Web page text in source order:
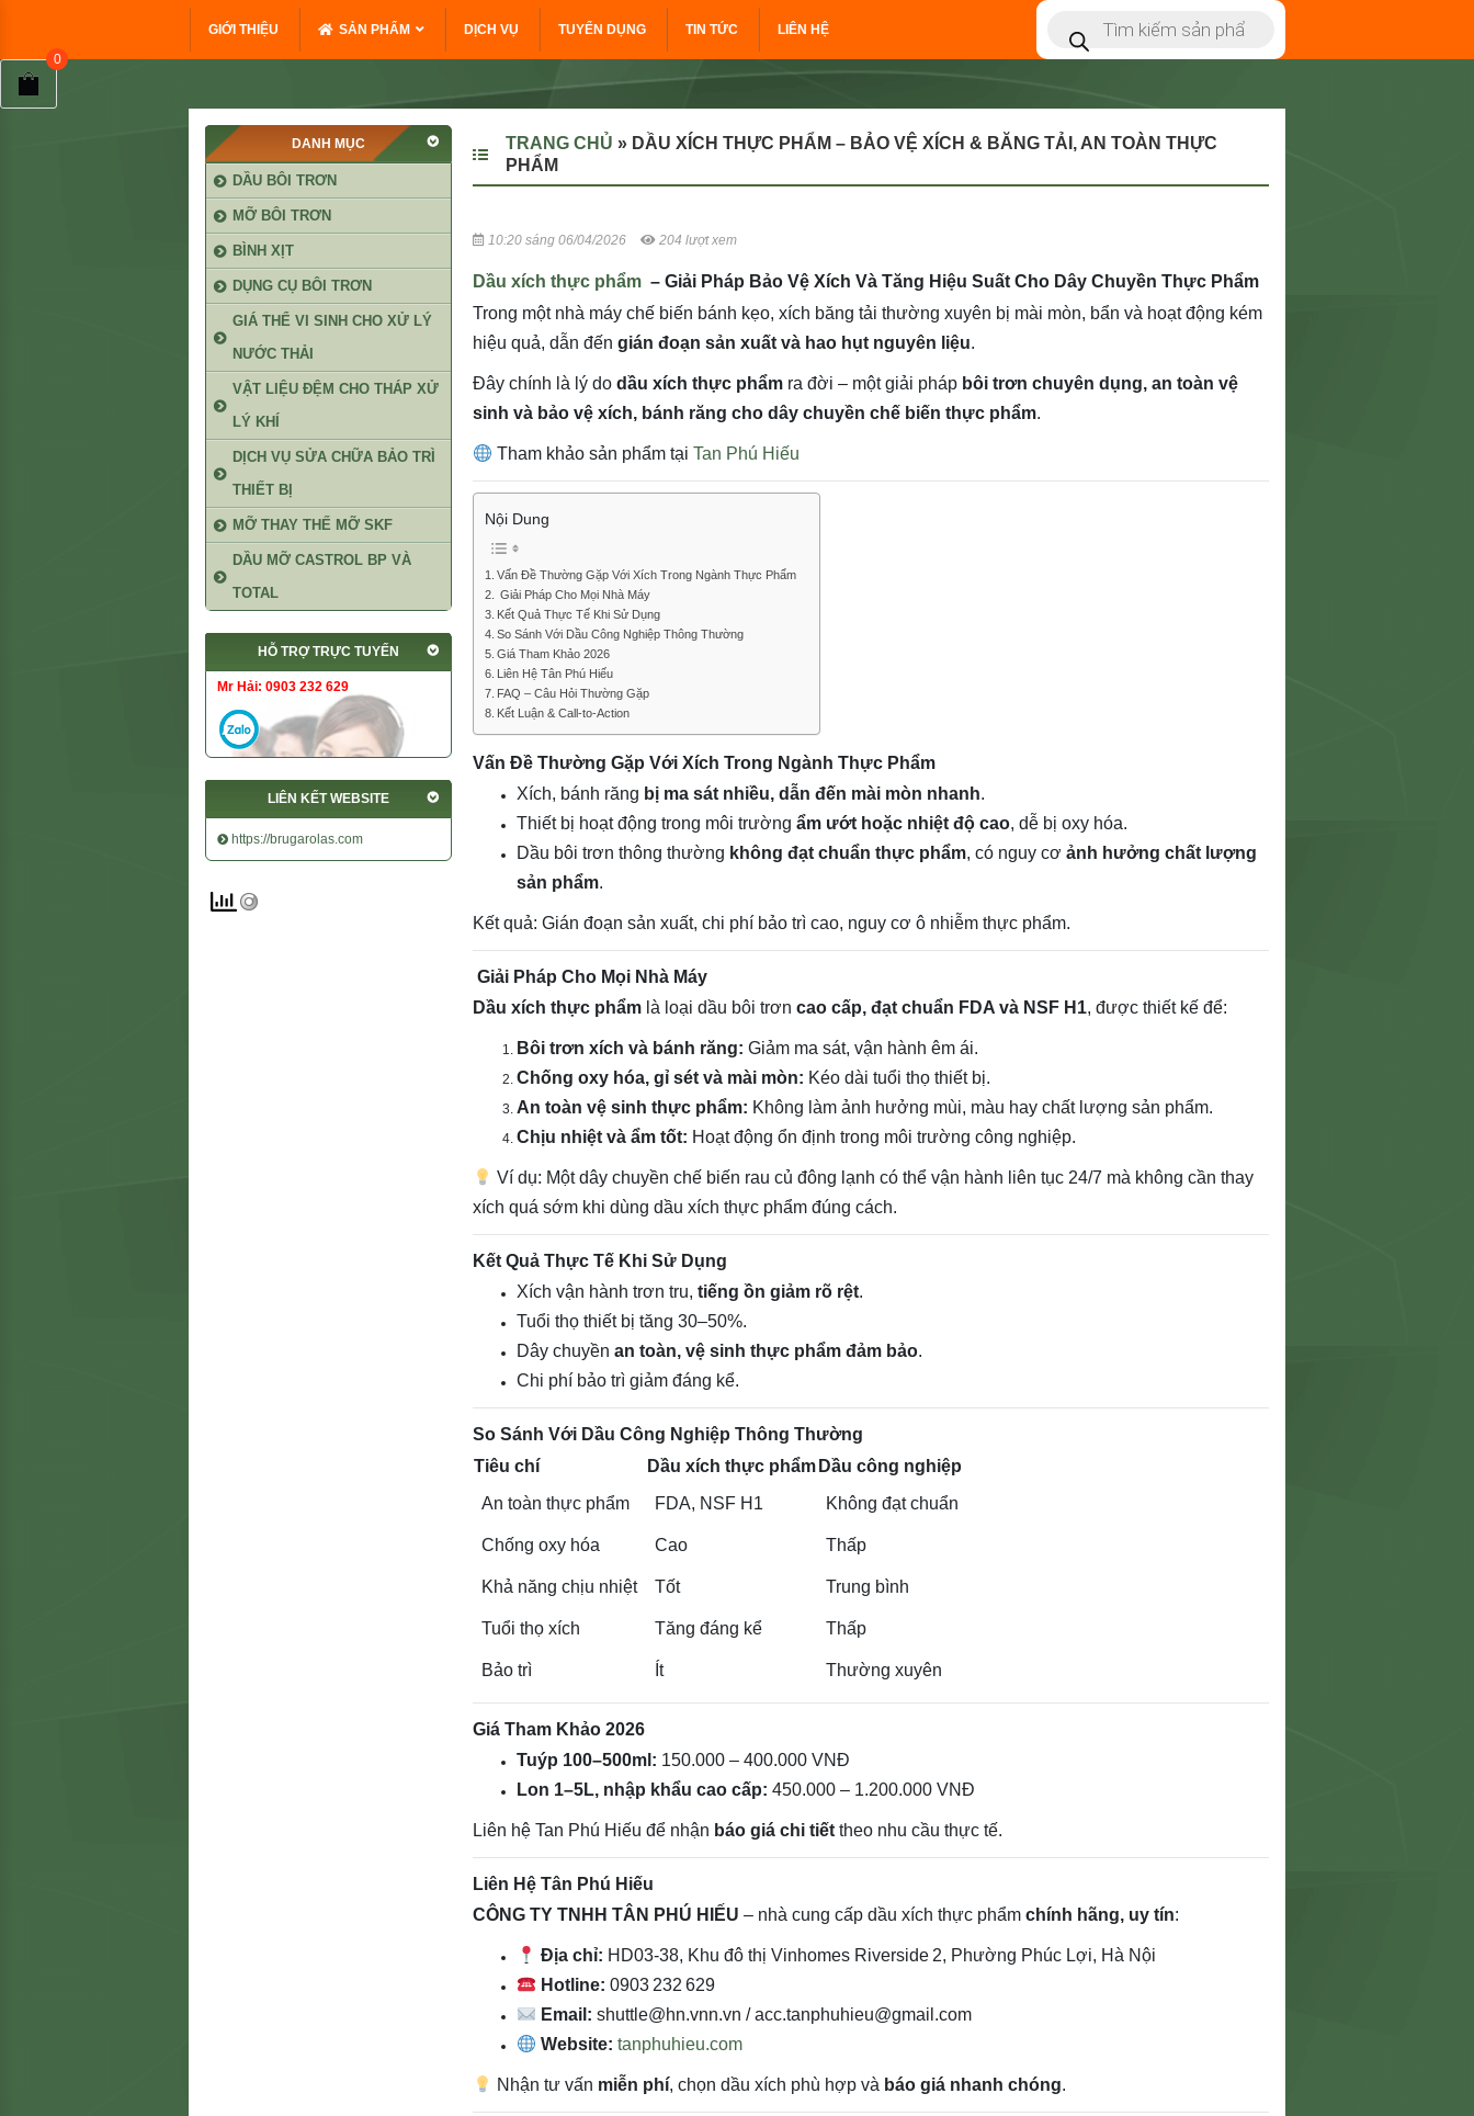
GIỚI THIỆU SẢN PHẨM DỊCH VỤ TUYỂN DỤNG TIN TỨC LIÊN HỆ
TRANG CHỦ » DẦU XÍCH THỰC PHẨM – BẢO VỆ XÍCH & BĂNG TẢI, AN TOÀN THỰC
PHẨM
10:20 sáng 06/04/2026 204 lượt xem
Dầu xích thực phẩm – Giải Pháp Bảo Vệ Xích Và Tăng Hiệu Suất Cho Dây Chuyền Thực Phẩm
Trong một nhà máy chế biến bánh kẹo, xích băng tải thường xuyên bị mài mòn, bẩn và hoạt động kém
hiệu quả, dẫn đến gián đoạn sản xuất và hao hụt nguyên liệu.
Đây chính là lý do dầu xích thực phẩm ra đời – một giải pháp bôi trơn chuyên dụng, an toàn vệ
sinh và bảo vệ xích, bánh răng cho dây chuyền chế biến thực phẩm.
Tham khảo sản phẩm tạiTan Phú Hiếu
Nội Dung
Vấn Đề Thường Gặp Với Xích Trong Ngành Thực Phẩm
Giải Pháp Cho Mọi Nhà Máy
Kết Quả Thực Tế Khi Sử Dụng
So Sánh Với Dầu Công Nghiệp Thông Thường
Giá Tham Khảo 2026
Liên Hệ Tân Phú Hiếu
FAQ – Câu Hỏi Thường Gặp
Kết Luận & Call-to-Action
Vấn Đề Thường Gặp Với Xích Trong Ngành Thực Phẩm
Xích, bánh răng bị ma sát nhiều, dẫn đến mài mòn nhanh.
Thiết bị hoạt động trong môi trường ẩm ướt hoặc nhiệt độ cao, dễ bị oxy hóa.
Dầu bôi trơn thông thường không đạt chuẩn thực phẩm, có nguy cơ ảnh hưởng chất lượng
sản phẩm.
Kết quả: Gián đoạn sản xuất, chi phí bảo trì cao, nguy cơ ô nhiễm thực phẩm.
Giải Pháp Cho Mọi Nhà Máy
Dầu xích thực phẩm là loại dầu bôi trơn cao cấp, đạt chuẩn FDA và NSF H1, được thiết kế để:
Bôi trơn xích và bánh răng: Giảm ma sát, vận hành êm ái.
Chống oxy hóa, gỉ sét và mài mòn: Kéo dài tuổi thọ thiết bị.
An toàn vệ sinh thực phẩm: Không làm ảnh hưởng mùi, màu hay chất lượng sản phẩm.
Chịu nhiệt và ẩm tốt: Hoạt động ổn định trong môi trường công nghiệp.
Ví dụ: Một dây chuyền chế biến rau củ đông lạnh có thể vận hành liên tục 24/7 mà không cần thay
xích quá sớm khi dùng dầu xích thực phẩm đúng cách.
Kết Quả Thực Tế Khi Sử Dụng
Xích vận hành trơn tru, tiếng ồn giảm rõ rệt.
Tuổi thọ thiết bị tăng 30–50%.
Dây chuyền an toàn, vệ sinh thực phẩm đảm bảo.
Chi phí bảo trì giảm đáng kể.
So Sánh Với Dầu Công Nghiệp Thông Thường
Tiêu chí
Dầu xích thực phẩm Dầu công nghiệp
An toàn thực phẩm
FDA, NSF H1 Không đạt chuẩn
Chống oxy hóa Cao Thấp
Khả năng chịu nhiệt Tốt Trung bình
Tuổi thọ xích Tăng đáng kể Thấp
Bảo trì Ít Thường xuyên
Giá Tham Khảo 2026
Tuýp 100–500ml: 150.000 – 400.000 VNĐ
Lon 1–5L, nhập khẩu cao cấp: 450.000 – 1.200.000 VNĐ
Liên hệ Tan Phú Hiếu để nhận báo giá chi tiết theo nhu cầu thực tế.
Liên Hệ Tân Phú Hiếu
CÔNG TY TNHH TÂN PHÚ HIẾU – nhà cung cấp dầu xích thực phẩm chính hãng, uy tín:
Địa chỉ: HD03‑38, Khu đô thị Vinhomes Riverside 2, Phường Phúc Lợi, Hà Nội
Hotline: 0903 232 629
Email: shuttle@hn.vnn.vn /acc.tanphuhieu@gmail.com
Website: tanphuhieu.com
Nhận tư vấn miễn phí, chọn dầu xích phù hợp và báo giá nhanh chóng.
DANH MỤC
DẦU BÔI TRƠN
MỠ BÔI TRƠN
BÌNH XỊT
DỤNG CỤ BÔI TRƠN
GIÁ THỂ VI SINH CHO XỬ LÝ
NƯỚC THẢI
VẬT LIỆU ĐỆM CHO THÁP XỬ
LÝ KHÍ
DỊCH VỤ SỬA CHỮA BẢO TRÌ
THIẾT BỊ
MỠ THAY THẾ MỠ SKF
DẦU MỠ CASTROL BP VÀ
TOTAL
HỖ TRỢ TRỰC TUYẾN
Mr Hải: 0903 232 629
LIÊN KẾT WEBSITE
https://brugarolas.com